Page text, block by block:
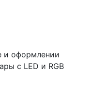
и оформлении
с LED и RGB